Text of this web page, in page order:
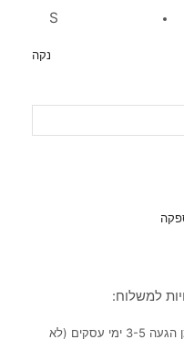
S
נקה
למשלוח:
שליח עד הבית בעלות של 40₪– זמן הגעה 3-5 ימי עסקים (לא